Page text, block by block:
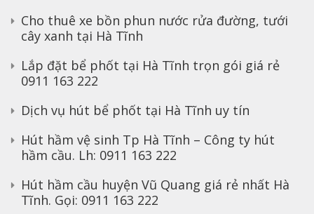
Cho thuê xe bồn phun nước rửa đường, tưới
cây xanh tại Hà Tĩnh
Lắp đặt bể phốt tại Hà Tĩnh trọn gói giá rẻ
0911 163 222
Dịch vụ hút bể phốt tại Hà Tĩnh uy tín
Hút hầm vệ sinh Tp Hà Tĩnh – Công ty hút
hầm cầu. Lh: 0911 163 222
Hút hầm cầu huyện Vũ Quang giá rẻ nhất Hà
Tĩnh. Gọi: 0911 163 222